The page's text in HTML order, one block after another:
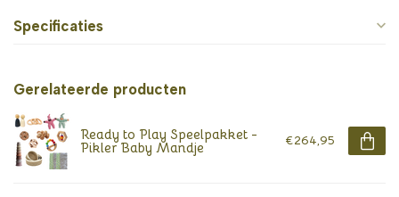
Specificaties
Gerelateerde producten
Ready to Play Speelpakket -
Pikler Baby Mandje €264,95